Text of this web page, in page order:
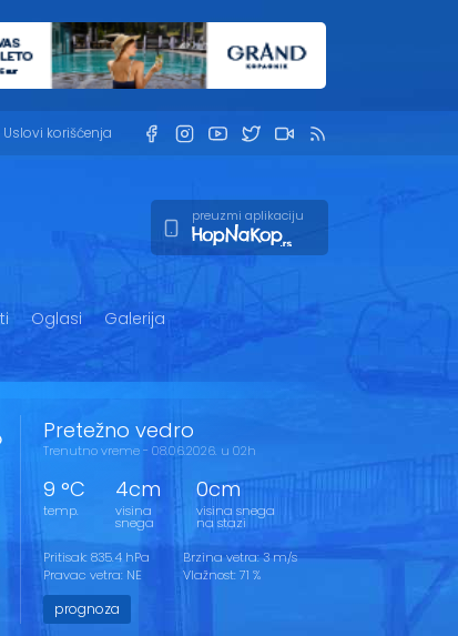
Uslovi korišćenja
preuzmi aplikaciju
Oglasi Galerija
Pretežno vedro
Trenutno vreme - 08.06.2026. u 02h
9 °C
temp.
4cm
visina
snega
0cm
visina snega
na stazi
Pritisak: 835.4 hPa
Pravac vetra: NE
Brzina vetra: 3 m/s
Vlažnost: 71 %
prognoza